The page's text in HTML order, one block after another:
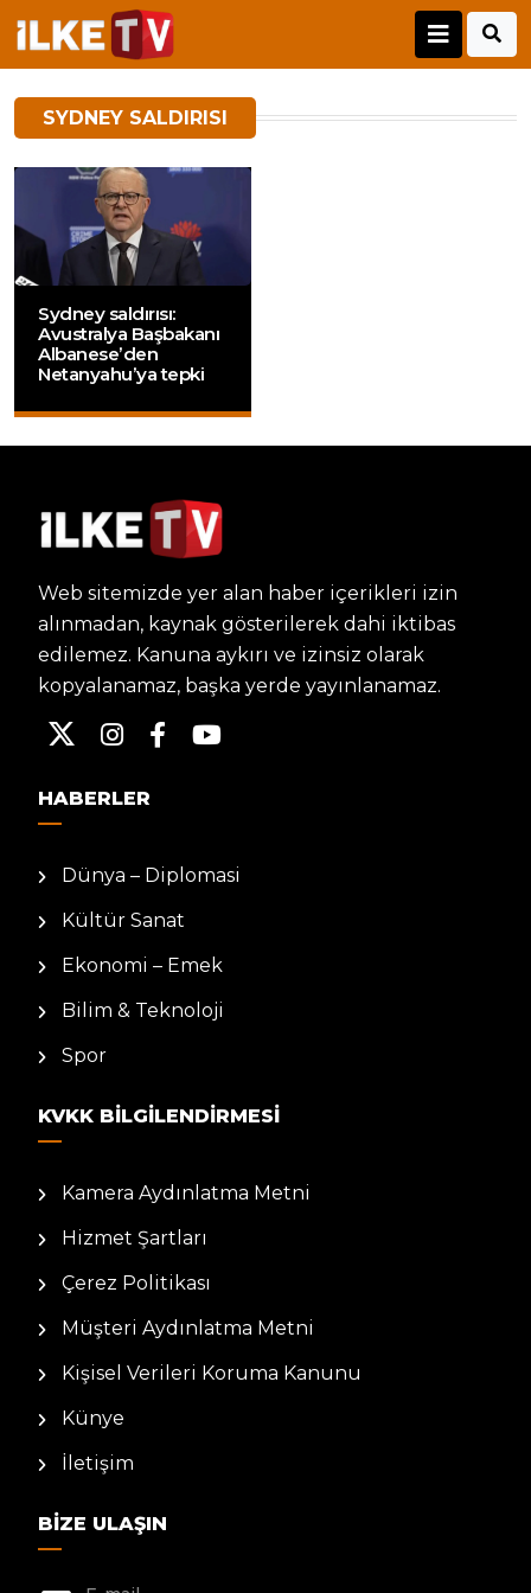
SYDNEY SALDIRISI
Sydney saldırısı:
Avustralya Başbakanı
Albanese’den
Netanyahu’ya tepki
Web sitemizde yer alan haber içerikleri izin
alınmadan, kaynak gösterilerek dahi iktibas
edilemez. Kanuna aykırı ve izinsiz olarak
kopyalanamaz, başka yerde yayınlanamaz.
HABERLER
Dünya – Diplomasi
Kültür Sanat
Ekonomi – Emek
Bilim & Teknoloji
Spor
KVKK BILGILENDIRMESI
Kamera Aydınlatma Metni
Hizmet Şartları
Çerez Politikası
Müşteri Aydınlatma Metni
Kişisel Verileri Koruma Kanunu
Künye
İletişim
BIZE ULAŞIN